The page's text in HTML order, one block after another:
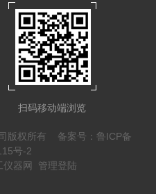
扫码移动端浏览
版权所有 备案号：鲁ICP备
号-2
仪器网 管理登陆